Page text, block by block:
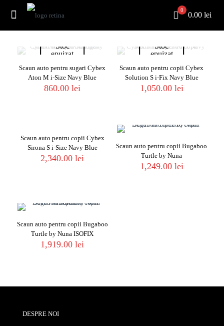
0
0.00 lei
Stoc
epuizat
Scaun auto pentru sugari Cybex
Aton M i-Size Navy Blue
860.00lei
Stoc
epuizat
Scaun auto pentru copii Cybex
Solution S i-Fix Navy Blue
1,050.00 lei
Scaun auto pentru copii Cybex
Sirona S i-Size Navy Blue
2,340.00lei
Scaun auto pentru copii Bugaboo
Turtle by Nuna
1,249.00 lei
Scaun auto pentru copii Bugaboo
Turtle by Nuna ISOFIX
1,919.00lei
DESPRE NOI